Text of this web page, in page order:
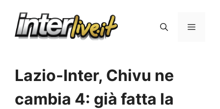
Menu
Lazio-Inter, Chivu ne
cambia 4: già fatta la